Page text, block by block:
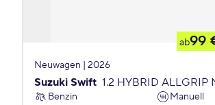
ab99
Neuwagen | 2026
Suzuki Swift 1.2 HYBRID ALLGRIP
Benzin
Manuell